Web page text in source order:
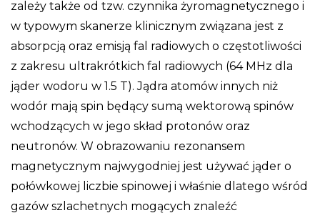
zależy także od tzw. czynnika żyromagnetycznego i
w typowym skanerze klinicznym związana jest z
absorpcją oraz emisją fal radiowych o częstotliwości
z zakresu ultrakrótkich fal radiowych (64 MHz dla
jąder wodoru w 1.5 T). Jądra atomów innych niż
wodór mają spin będący sumą wektorową spinów
wchodzących w jego skład protonów oraz
neutronów. W obrazowaniu rezonansem
magnetycznym najwygodniej jest używać jąder o
połówkowej liczbie spinowej i właśnie dlatego wśród
gazów szlachetnych mogących znaleźć